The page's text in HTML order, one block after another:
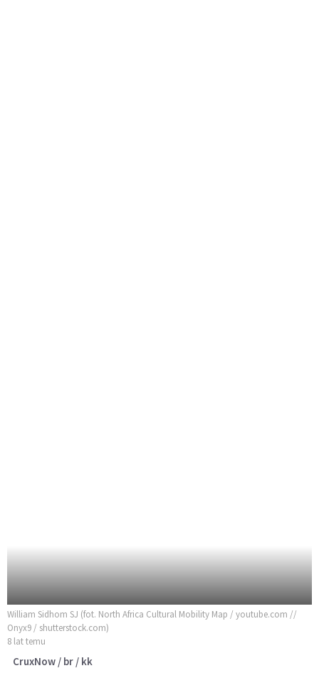
William Sidhom SJ (fot. North Africa Cultural Mobility Map / youtube.com //
Onyx9 / shutterstock.com)
8 lat temu
CruxNow / br / kk